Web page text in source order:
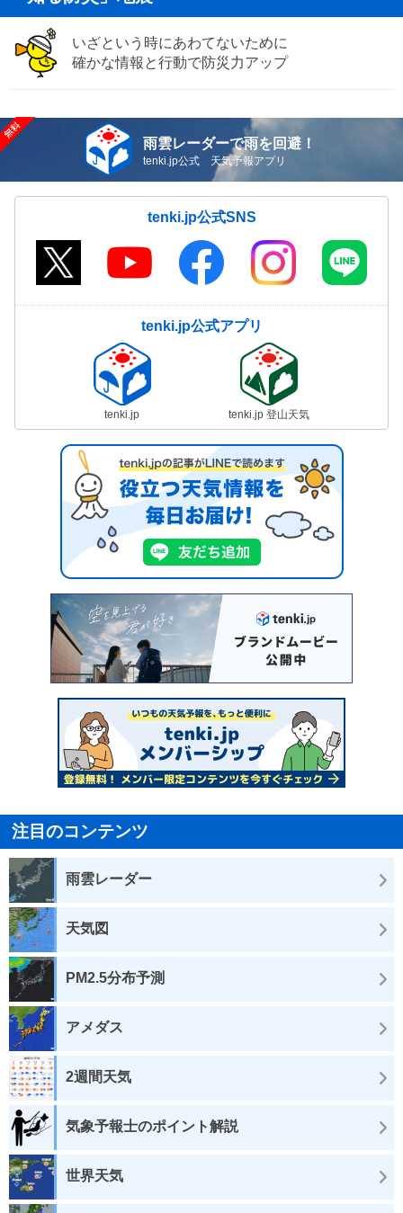
いざという時にあわてないために
確かな情報と行動で防災力アップ
雨雲レーダーで雨を回避！
tenki.jp公式 天気予報アプリ
tenki.jp公式SNS
tenki.jp公式アプリ
tenki.jp tenki.jp 登山天気
注目のコンテンツ
雨雲レーダー
天気図
PM2.5分布予測
アメダス
2週間天気
気象予報士のポイント解説
世界天気